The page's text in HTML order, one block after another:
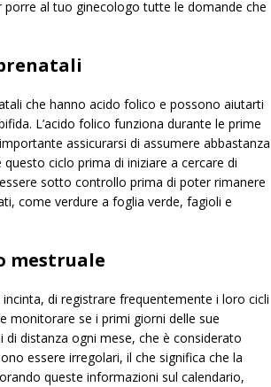
porre al tuo ginecologo tutte le domande che
che hanno acido folico e possono aiutarti
L’acido folico funziona durante le prime
assicurarsi di assumere abbastanza
ciclo prima di iniziare a cercare di
sotto controllo prima di poter rimanere
come verdure a foglia verde, fagioli e
mestruale
di registrare frequentemente i loro cicli
monitorare se i primi giorni delle sue
distanza ogni mese, che è considerato
essere irregolari, il che significa che la
queste informazioni sul calendario,